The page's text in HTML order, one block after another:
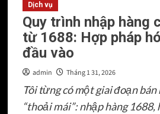
Quốc
không
gian
Dịch vụ
Quy trình nhập hàng
từ 1688: Hợp pháp
đầu vào
admin Tháng 1 31, 2026
Tôi từng có một giai đoạn
“thoải mái”: nhập hàng 1688,